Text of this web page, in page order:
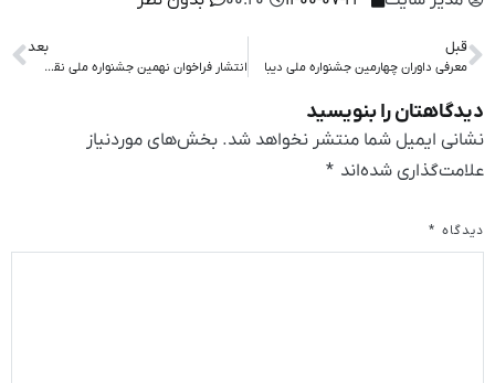
قبل
معرفی داوران چهارمین جشنواره ملی دیبا
بعد
انتشار فراخوان نهمین جشنواره ملی نقش تن‌پوش
دیدگاهتان را بنویسید
نشانی ایمیل شما منتشر نخواهد شد. بخش‌های موردنیاز
علامت‌گذاری شده‌اند *
دیدگاه *